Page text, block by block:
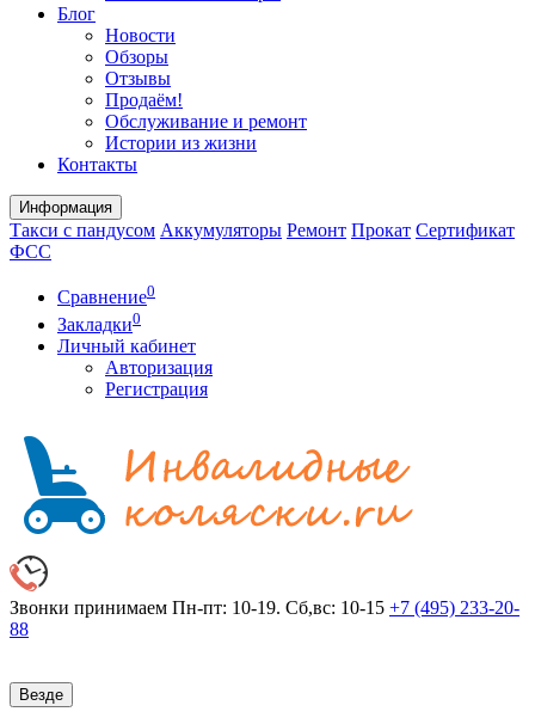
Блог
Новости
Обзоры
Отзывы
Продаём!
Обслуживание и ремонт
Истории из жизни
Контакты
Информация
Такси с пандусом Аккумуляторы Ремонт Прокат Сертификат
ФСС
Сравнение0
Закладки0
Личный кабинет
Авторизация
Регистрация
Звонки принимаем Пн-пт: 10-19. Сб,вс: 10-15 +7 (495) 233-20-
88
Везде